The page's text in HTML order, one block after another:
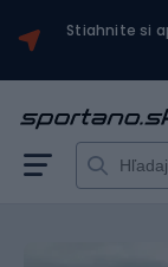
Stiahnite si